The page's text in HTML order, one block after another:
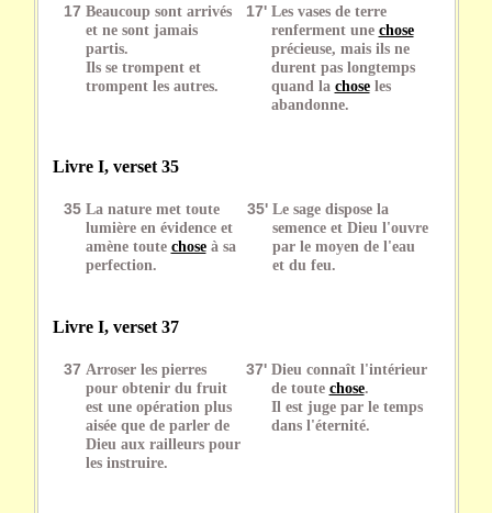
17 Beaucoup sont arrivés
et ne sont jamais
partis.
Ils se trompent et
trompent les autres.
17' Les vases de terre
renferment une chose
précieuse, mais ils ne
durent pas longtemps
quand la choseles
abandonne.
Livre I, verset 35
35 La nature met toute
lumière en évidence et
amène toute choseà sa
perfection.
35' Le sage dispose la
semence et Dieu l'ouvre
par le moyen de l'eau
et du feu.
Livre I, verset 37
37 Arroser les pierres
pour obtenir du fruit
est une opération plus
aisée que de parler de
Dieu aux railleurs pour
les instruire.
37' Dieu connaît l'intérieur
de toute chose.
Il est juge par le temps
dans l'éternité.